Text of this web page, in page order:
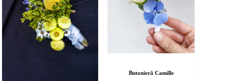
Butonieră Camille